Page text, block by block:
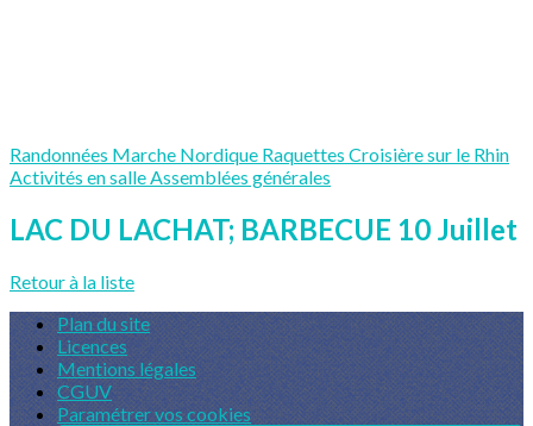
Randonnées Marche Nordique Raquettes Croisière sur le Rhin
Activités en salleAssemblées générales
LAC DU LACHAT; BARBECUE 10 Juillet
Retour à la liste
Plan du site
Licences
Mentions légales
CGUV
Paramétrer vos cookies